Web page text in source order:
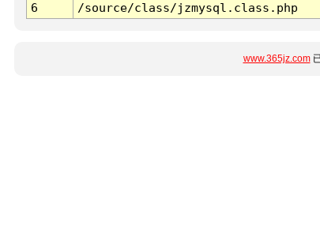
6
/source/class/jzmysql.class.php
www.365jz.com